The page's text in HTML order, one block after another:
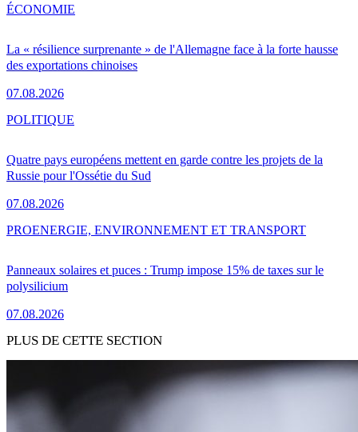
La « résilience surprenante » de l'Allemagne face à la forte hausse
des exportations chinoises
07.08.2026
ÉCONOMIE
Quatre pays européens mettent en garde contre les projets de la
Russie pour l'Ossétie du Sud
07.08.2026
POLITIQUE
Panneaux solaires et puces : Trump impose 15% de taxes sur le
polysilicium
07.08.2026
PROENERGIE, ENVIRONNEMENT ET TRANSPORT
PLUS DE CETTE SECTION